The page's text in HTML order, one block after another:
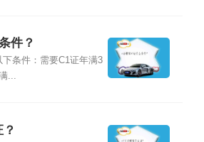
件？
条件：需要C1证年满3
...